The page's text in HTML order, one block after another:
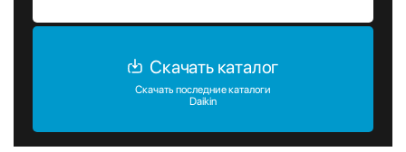
Скачать каталог
Скачать последние каталоги
Daikin